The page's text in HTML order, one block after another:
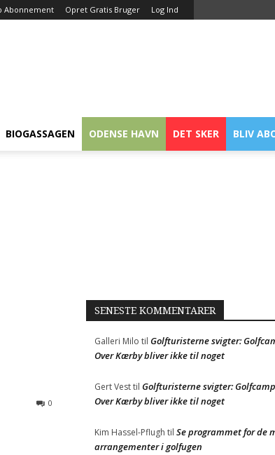
Abonnement Opret Gratis Bruger Log Ind
BIOGASSAGEN ODENSE HAVN DET SKER BLIV
0
SENESTE KOMMENTARER
Galleri Milo til Golfturisterne svigter:
Over Kærby bliver ikke til noget
Gert Vesttil Golfturisterne svigter:
Over Kærby bliver ikke til noget
Kim Hassel-Pflugh til Se programmet for de
arrangementer i golfugen